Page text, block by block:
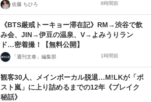
佐藤 ちひろ 8時間前
《BTS厳戒トーキョー滞在記》RM→渋谷で飲
み会、JIN→伊豆の温泉、V→よみうりラン
ド…密着撮！【無料公開】
「週刊文春」編集部 1時間前
観客30人、メインボーカル脱退…M!LKが「ポ
スト嵐」に上り詰めるまでの12年《ブレイク
秘話》